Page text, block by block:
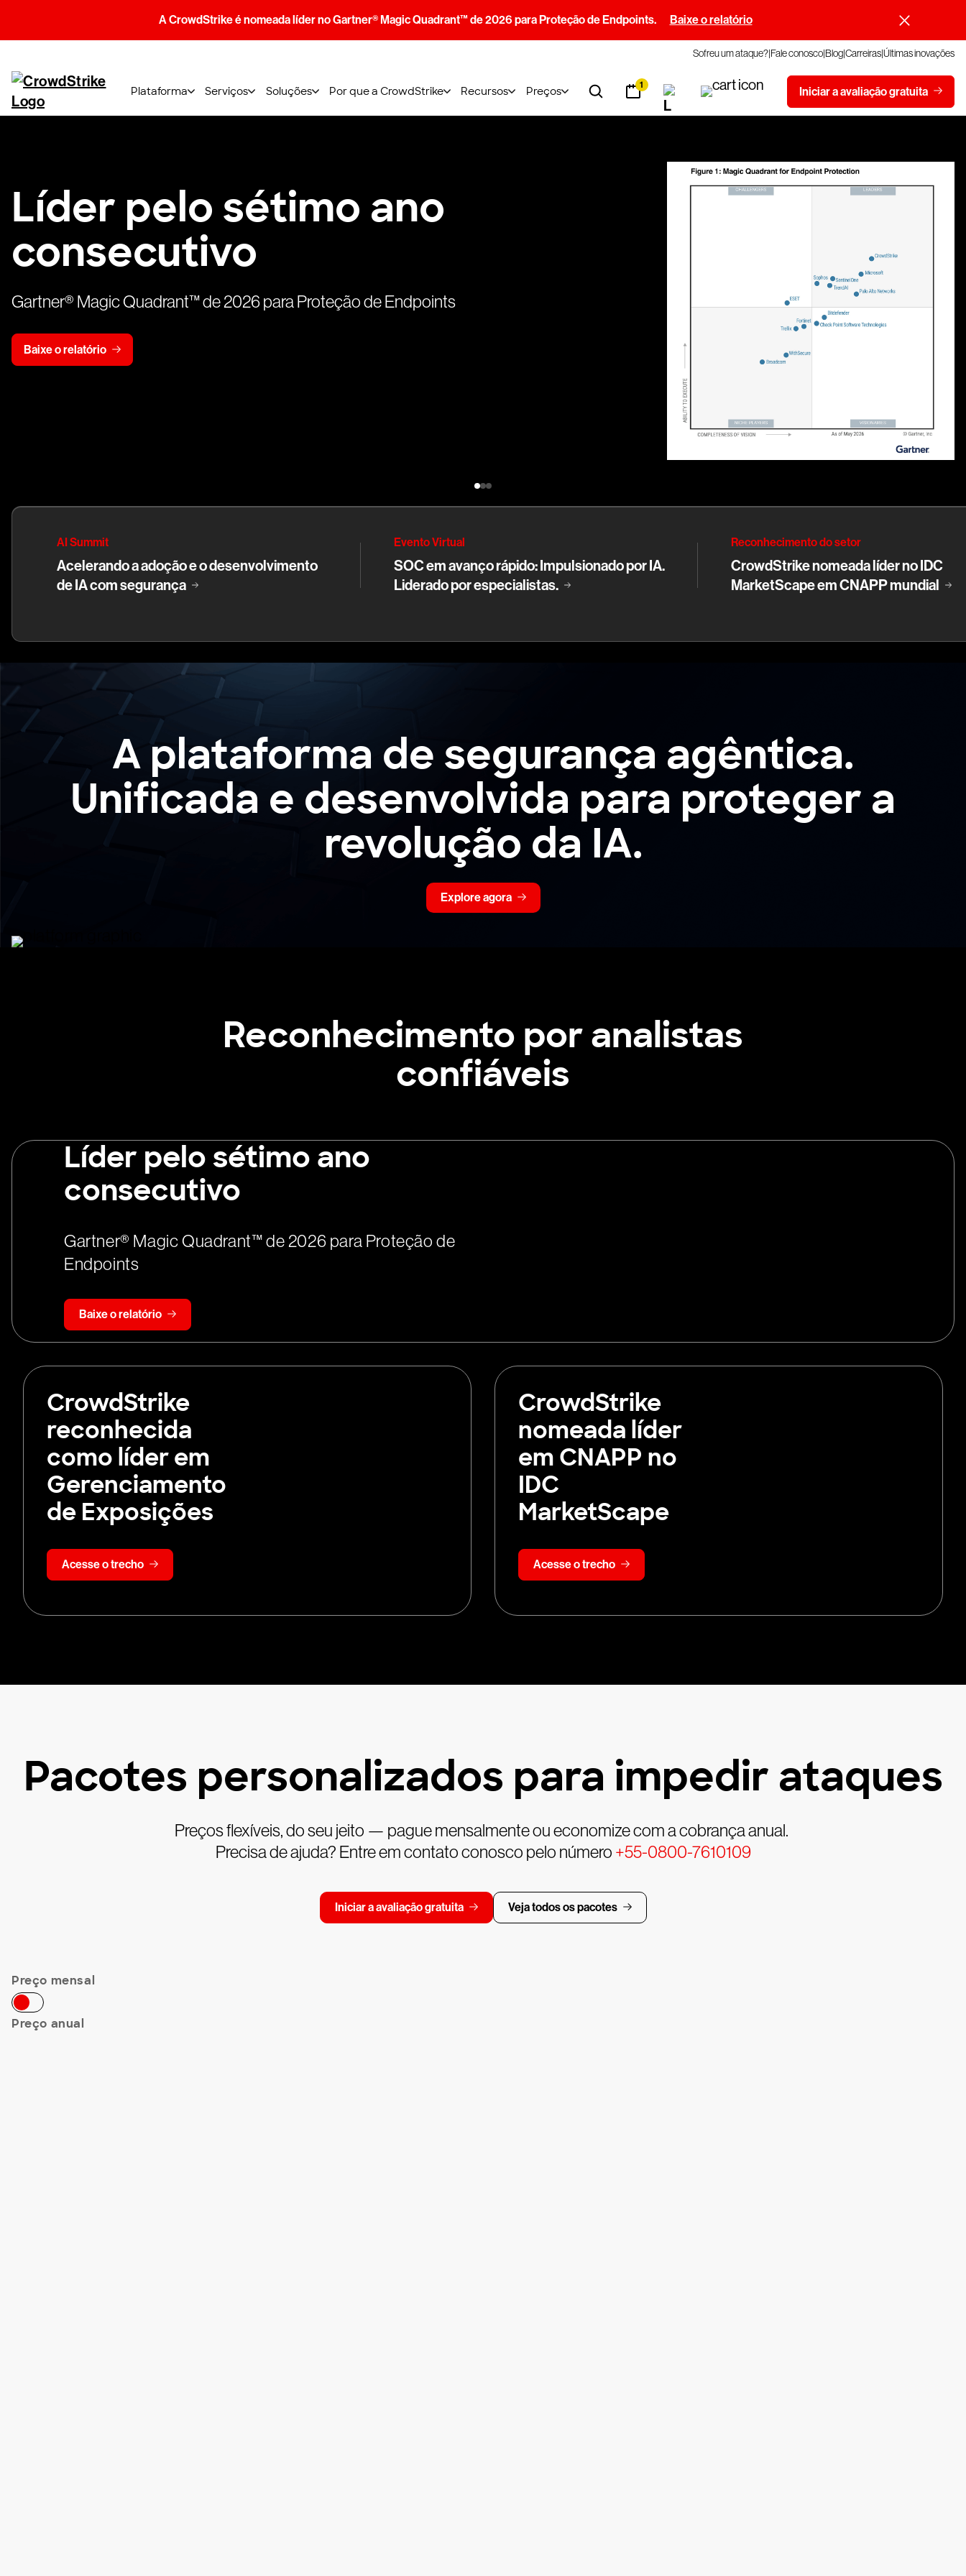
A CrowdStrike é nomeada líder no Gartner® Magic Quadrant™ de 2026 para Proteção de Endpoints. Baixe o relatório
Sofreu um ataque?Fale conoscoBlogCarreirasÚltimas inovações
Plataforma Serviços Soluções Por que a CrowdStrike Recursos Preços 1 Iniciar a avaliação gratuita
Líder pelo sétimo ano
consecutivo
Gartner® Magic Quadrant™ de 2026 para Proteção de Endpoints
Baixe o relatório
AI Summit
Acelerando a adoção e o desenvolvimento
de IA com segurança
Evento Virtual
SOC em avanço rápido: Impulsionado por IA.
Liderado por especialistas.
Reconhecimento do setor
CrowdStrike nomeada líder no IDC
MarketScape em CNAPP mundial
Aplataforma de segurança agêntica.
Unificada e desenvolvida para proteger a
revolução da IA.
Explore agora
Reconhecimento por analistas
confiáveis
Líder pelo sétimo ano
consecutivo
Gartner® Magic Quadrant™ de 2026 para Proteção de
Endpoints
Baixe o relatório
CrowdStrike
reconhecida
como líder em
Gerenciamento
de Exposições
Acesse o trecho
CrowdStrike
nomeada líder
em CNAPP no
IDC
MarketScape
Acesse o trecho
Pacotes personalizados para impedir ataques
Preços flexíveis, do seu jeito — pague mensalmente ou economize com a cobrança anual.
Precisa de ajuda? Entre em contato conosco pelo número +55-0800-7610109
Iniciar a avaliação gratuita Veja todos os pacotes
Preço mensal
Preço anual